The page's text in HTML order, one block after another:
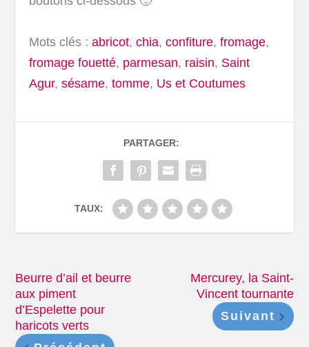
Mots clés : abricot,chia,confiture,fromage,
fromage fouetté, parmesan, raisin, Saint
Agur,sésame,tomme, Us et Coutumes
PARTAGER:
TAUX:
Beurre d’ail et beurre
aux piment
d’Espelette pour
haricots verts
Mercurey, la Saint-
Vincent tournante
Suivant